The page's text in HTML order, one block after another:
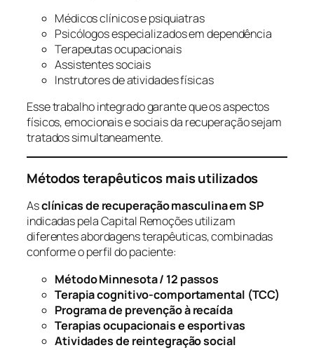
Médicos clínicos e psiquiatras
Psicólogos especializados em dependência
Terapeutas ocupacionais
Assistentes sociais
Instrutores de atividades físicas
Esse trabalho integrado garante que os aspectos
físicos, emocionais e sociais da recuperação sejam
tratados simultaneamente.
Métodos terapêuticos mais utilizados
Asclínicas de recuperação masculina em SP
indicadas pela Capital Remoções utilizam
diferentes abordagens terapêuticas, combinadas
conforme o perfil do paciente:
Método Minnesota / 12 passos
Terapia cognitivo-comportamental (TCC)
Programa de prevenção à recaída
Terapias ocupacionais e esportivas
Atividades de reintegração social